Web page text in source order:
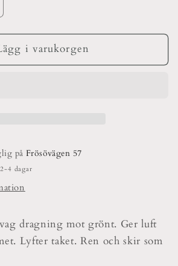
i varukorgen
på Frösövägen 57
4 dagar
dragning mot grönt. Ger luft
Lyfter taket. Ren och skir som